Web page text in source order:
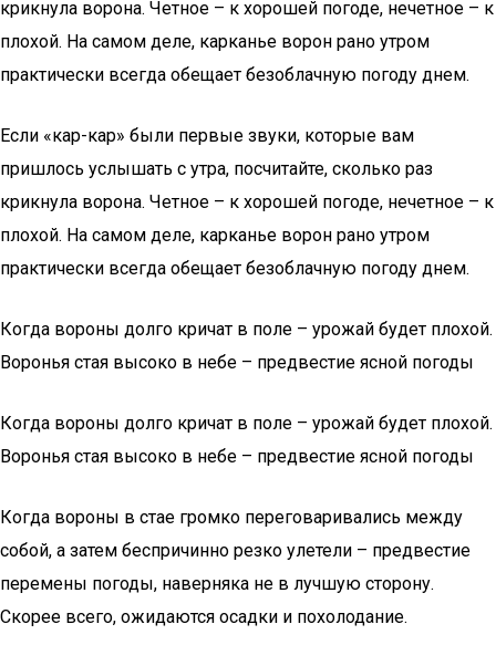
крикнула ворона. Четное – к хорошей погоде, нечетное – к
плохой. На самом деле, карканье ворон рано утром
практически всегда обещает безоблачную погоду днем.
Если «кар-кар» были первые звуки, которые вам
пришлось услышать с утра, посчитайте, сколько раз
крикнула ворона. Четное – к хорошей погоде, нечетное – к
плохой. На самом деле, карканье ворон рано утром
практически всегда обещает безоблачную погоду днем.
Когда вороны долго кричат в поле – урожай будет плохой.
Воронья стая высоко в небе – предвестие ясной погоды
Когда вороны долго кричат в поле – урожай будет плохой.
Воронья стая высоко в небе – предвестие ясной погоды
Когда вороны в стае громко переговаривались между
собой, а затем беспричинно резко улетели – предвестие
перемены погоды, наверняка не в лучшую сторону.
Скорее всего, ожидаются осадки и похолодание.